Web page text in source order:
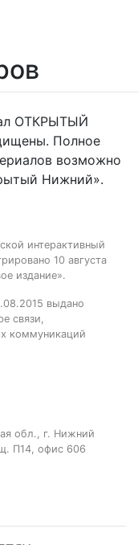
ОТКРЫТЫЙ
Полное
возможно
Нижний».
интерактивный
10 августа
издание».
выдано
связи,
коммуникаций
обл., г. Нижний
П14, офис 606